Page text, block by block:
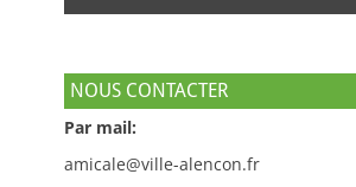
NOUS CONTACTER
Par mail:
amicale@ville-alencon.fr